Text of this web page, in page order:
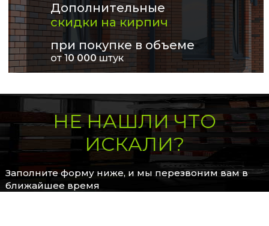
Дополнительные
скидки на кирпич
при покупке в объеме
от 10 000штук
НЕ НАШЛИ ЧТО
ИСКАЛИ?
Заполните форму ниже, и мы перезвоним вам в
ближайшее время